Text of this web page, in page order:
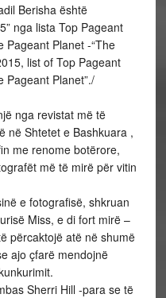
Berisha është
nga lista Top Pageant
Pageant Planet -“The
list of Top Pageant
Pageant Planet”./
nga revistat më të
në Shtetet e Bashkuara ,
me renome botërore,
më të mirë për vitin
e fotografisë, shkruan
Miss, e di fort mirë –
përcaktojë atë në shumë
ajo çfarë mendojnë
Sherri Hill -para se të